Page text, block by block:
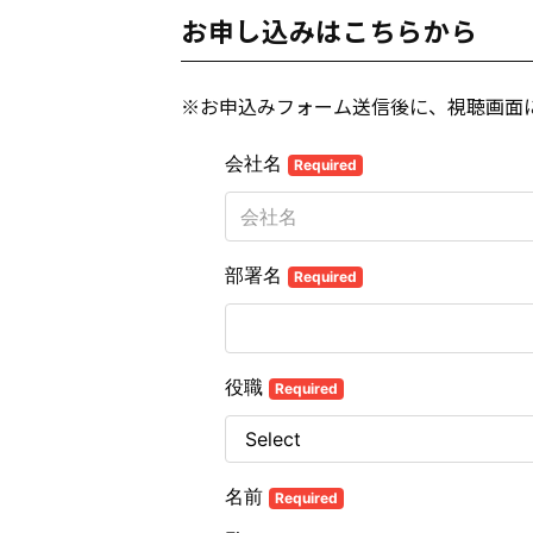
お申し込みはこちらから
※お申込みフォーム送信後に、視聴画面